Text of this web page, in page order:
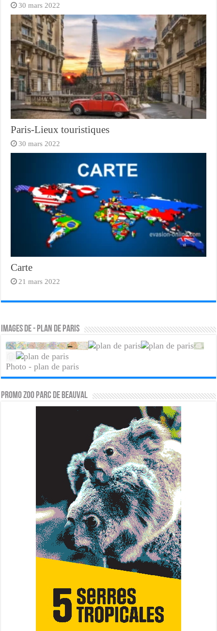
30 mars 2022
Paris-Lieux touristiques
30 mars 2022
Carte
21 mars 2022
Images de - plan de paris
Photo - plan de paris
PROMO ZOO PARC DE BEAUVAL